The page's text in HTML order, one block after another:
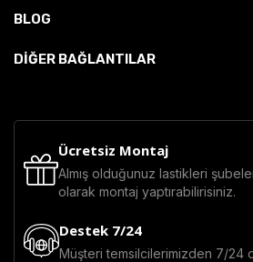
BLOG
DİĞER BAĞLANTILAR
Ücretsiz Montaj
Almış olduğunuz lastikleri
olarak montaj yaptırabilirisiniz.
Destek 7/24
Müşteri temsilcilerimizden 7/24